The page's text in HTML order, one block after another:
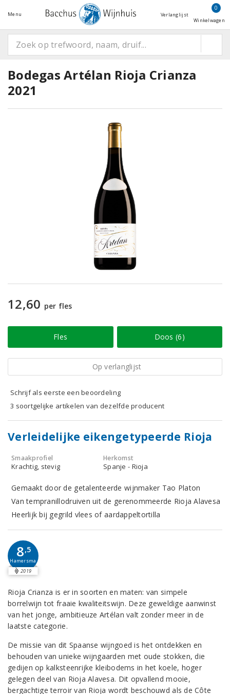
Menu Verlanglijst
0
Winkelwagen
Bodegas Artélan Rioja Crianza
2021
12,60 per fles
Fles Doos (6)
Op verlanglijst
Schrijf als eerste een beoordeling
3 soortgelijke artikelen van dezelfde producent
Verleidelijke eikengetypeerde Rioja
Smaakprofiel
Krachtig, stevig
Herkomst
Spanje - Rioja
Gemaakt door de getalenteerde wijnmaker Tao Platon
Van tempranillodruiven uit de gerenommeerde Rioja Alavesa
Heerlijk bij gegrild vlees of aardappeltortilla
8,5
Hamersma
2019
Rioja Crianza is er in soorten en maten: van simpele
borrelwijn tot fraaie kwaliteitswijn. Deze geweldige aanwinst
van het jonge, ambitieuze Artélan valt zonder meer in de
laatste categorie.
De missie van dit Spaanse wijngoed is het ontdekken en
behouden van unieke wijngaarden met oude stokken, die
gedijen op kalksteenrijke kleibodems in het koele, hoger
gelegen deel van Rioja Alavesa. Dit opvallend mooie,
bergachtige terroir van Rioja wordt beschouwd als de Côte